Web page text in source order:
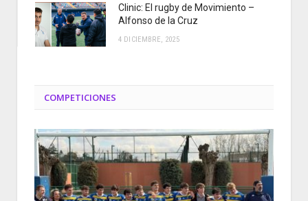
Clinic: El rugby de Movimiento –
Alfonso de la Cruz
4 DICIEMBRE, 2025
COMPETICIONES